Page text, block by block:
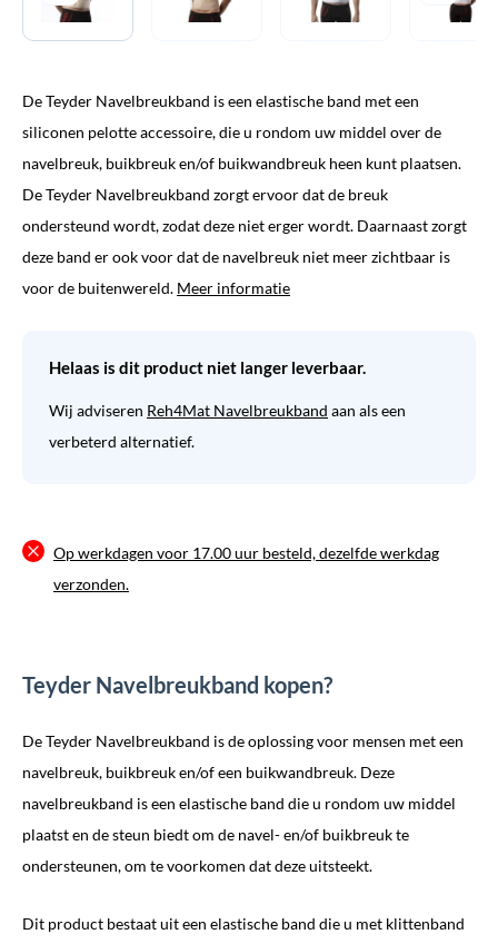
De Teyder Navelbreukband is een elastische band met een
siliconen pelotte accessoire, die u rondom uw middel over de
navelbreuk, buikbreuk en/of buikwandbreuk heen kunt plaatsen.
De Teyder Navelbreukband zorgt ervoor dat de breuk
ondersteund wordt, zodat deze niet erger wordt. Daarnaast zorgt
deze band er ook voor dat de navelbreuk niet meer zichtbaar is
voor de buitenwereld. Meer informatie
Helaas is dit product niet langer leverbaar.
Wij adviseren Reh4Mat Navelbreukband aan als een
verbeterd alternatief.
Op werkdagen voor 17.00 uur besteld, dezelfde werkdag
verzonden.
Teyder Navelbreukband kopen?
De Teyder Navelbreukband is de oplossing voor mensen met een
navelbreuk, buikbreuk en/of een buikwandbreuk. Deze
navelbreukband is een elastische band die u rondom uw middel
plaatst en de steun biedt om de navel- en/of buikbreuk te
ondersteunen, om te voorkomen dat deze uitsteekt.
Dit product bestaat uit een elastische band die u met klittenband